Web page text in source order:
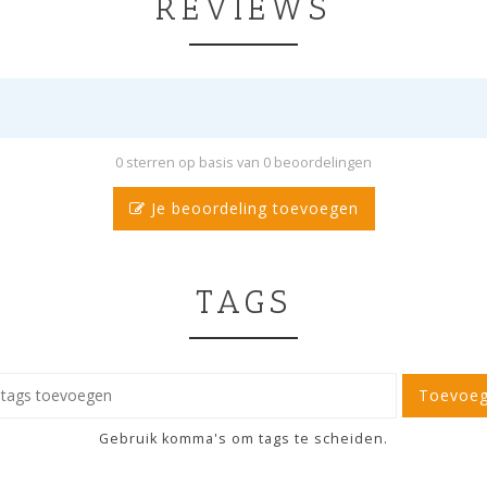
REVIEWS
0 sterren op basis van 0 beoordelingen
Je beoordeling toevoegen
TAGS
Gebruik komma's om tags te scheiden.